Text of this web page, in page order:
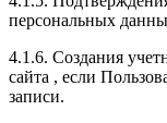
персональных
4.1.6. Создания
сайта , если
записи.